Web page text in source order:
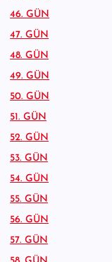
46. GÜN
47. GÜN
48. GÜN
49. GÜN
50. GÜN
51. GÜN
52. GÜN
53. GÜN
54. GÜN
55. GÜN
56. GÜN
57. GÜN